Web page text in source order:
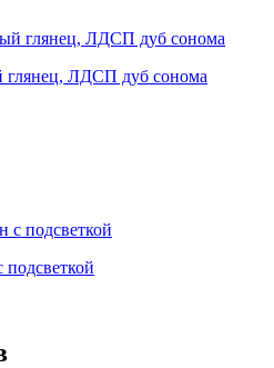
глянец, ЛДСП дуб сонома